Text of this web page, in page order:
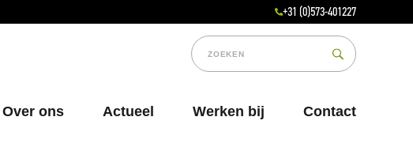
+31 (0)573-401227
Over ons Actueel Werken bij Contact